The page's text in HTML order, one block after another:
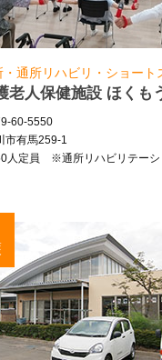
・通所リハビリ・ショート
老人保健施設 ほくも
60-5550
市有馬259-1
人定員 ※通所リハビリテーシ